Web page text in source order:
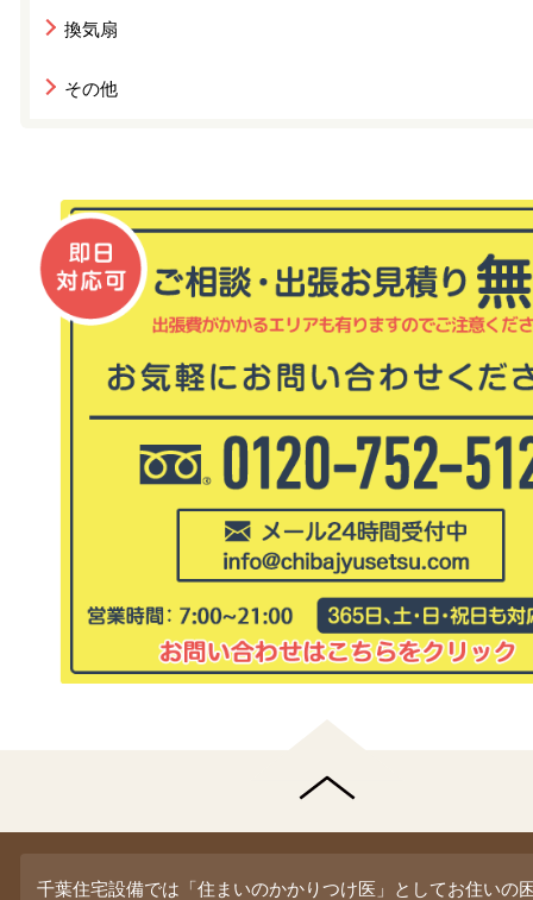
換気扇
その他
千葉住宅設備では「住まいのかかりつけ医」としてお住いの